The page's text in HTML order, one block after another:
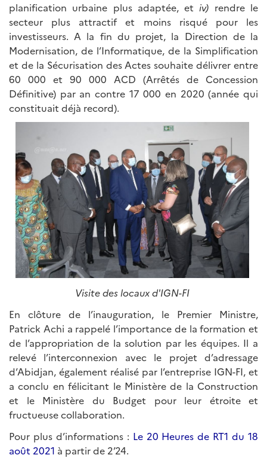
planification urbaine plus adaptée, et iv) rendre le
secteur plus attractif et moins risqué pour les
investisseurs. A la fin du projet, la Direction de la
Modernisation, de l’Informatique, de la Simplification
et de la Sécurisation des Actes souhaite délivrer entre
60 000 et 90 000 ACD (Arrêtés de Concession
Définitive) par an contre 17 000 en 2020 (année qui
constituait déjà record).
Visite des locaux d'IGN-FI
En clôture de l’inauguration, le Premier Ministre,
Patrick Achi a rappelé l’importance de la formation et
de l’appropriation de la solution par les équipes. Il a
relevé l’interconnexion avec le projet d’adressage
d’Abidjan, également réalisé par l’entreprise IGN-FI, et
a conclu en félicitant le Ministère de la Construction
et le Ministère du Budget pour leur étroite et
fructueuse collaboration.
Pour plus d’informations : Le 20 Heures de RT1 du 18
août 2021 à partir de 2’24.